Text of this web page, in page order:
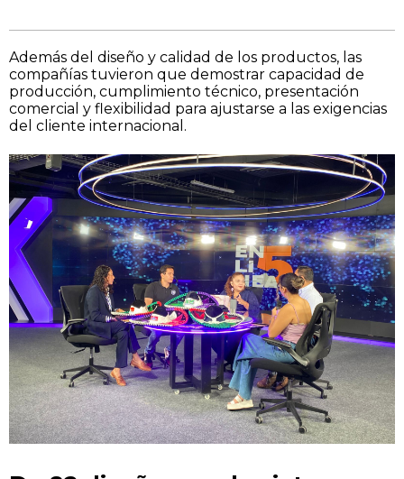
Además del diseño y calidad de los productos, las
compañías tuvieron que demostrar capacidad de
producción, cumplimiento técnico, presentación
comercial y flexibilidad para ajustarse a las exigencias
del cliente internacional.